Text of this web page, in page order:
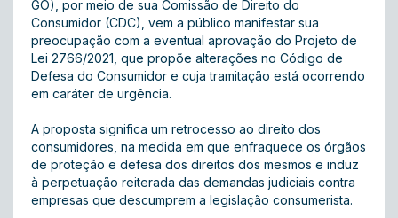
GO), por meio de sua Comissão de Direito do
Consumidor (CDC), vem a público manifestar sua
preocupação com a eventual aprovação do Projeto de
Lei 2766/2021, que propõe alterações no Código de
Defesa do Consumidor e cuja tramitação está ocorrendo
em caráter de urgência.
A proposta significa um retrocesso ao direito dos
consumidores, na medida em que enfraquece os órgãos
de proteção e defesa dos direitos dos mesmos e induz
à perpetuação reiterada das demandas judiciais contra
empresas que descumprem a legislação consumerista.